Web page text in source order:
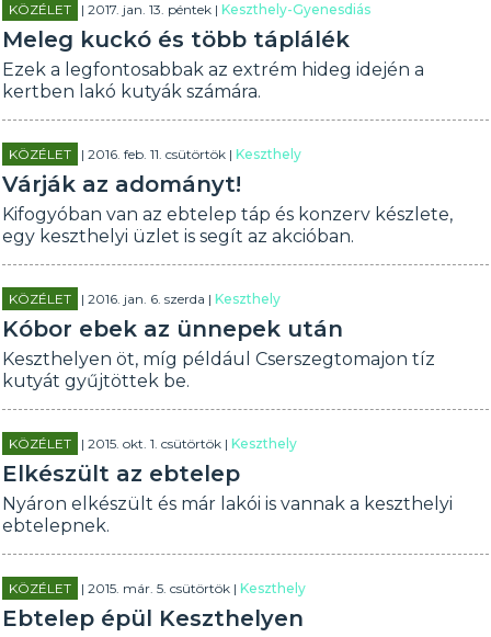
KÖZÉLET | 2017. jan. 13. péntek |Keszthely-Gyenesdiás
Meleg kuckó és több táplálék
Ezek a legfontosabbak az extrém hideg idején a
kertben lakó kutyák számára.
KÖZÉLET | 2016. feb. 11. csütörtök |Keszthely
Várják az adományt!
Kifogyóban van az ebtelep táp és konzerv készlete,
egy keszthelyi üzlet is segít az akcióban.
KÖZÉLET | 2016. jan. 6. szerda |Keszthely
Kóbor ebek az ünnepek után
Keszthelyen öt, míg például Cserszegtomajon tíz
kutyát gyűjtöttek be.
KÖZÉLET | 2015. okt. 1. csütörtök |Keszthely
Elkészült az ebtelep
Nyáron elkészült és már lakói is vannak a keszthelyi
ebtelepnek.
KÖZÉLET | 2015. már. 5. csütörtök |Keszthely
Ebtelep épül Keszthelyen